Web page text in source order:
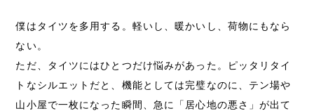
僕はタイツを多用する。軽いし、暖かいし、荷物にもなら
ない。
ただ、タイツにはひとつだけ悩みがあった。ピッタリタイ
トなシルエットだと、機能としては完璧なのに、テン場や
山小屋で一枚になった瞬間、急に「居心地の悪さ」が出て